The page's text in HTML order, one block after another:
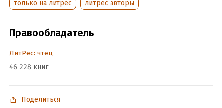
только на литрес
литрес авторы
Правообладатель
ЛитРес: чтец
46 228 книг
Поделиться